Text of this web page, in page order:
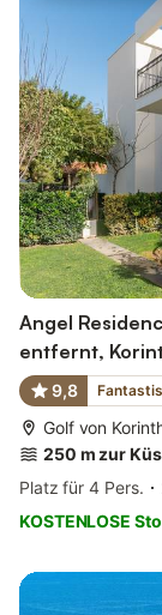
Angel
entfernt,
9,8
Golf von
250 m zur
Platz für 4 Pers.
KOSTENLOSE